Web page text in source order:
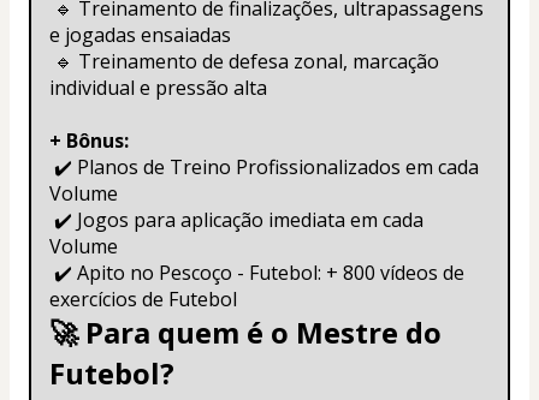
e jogadas ensaiadas
individual e pressão alta
+ Bônus:
Volume
Volume
exercícios de Futebol
🚀 Para quem é o Mestre do
Futebol?